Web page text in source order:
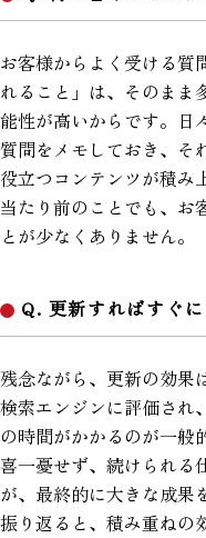
お客様からよく受ける質
れること」は、そのまま
能性が高いからです。日
質問をメモしておき、そ
役立つコンテンツが積み
当たり前のことでも、お
とが少なくありません。
Q. 更新すればすぐ
残念ながら、更新の効果
検索エンジンに評価され
の時間がかかるのが一般
喜一憂せず、続けられる
が、最終的に大きな成果
振り返ると、積み重ねの